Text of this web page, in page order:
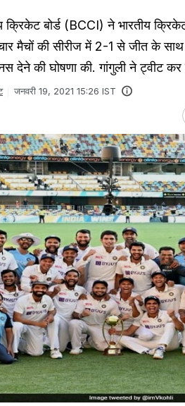
क्रिकेट बोर्ड (BCCI) ने भारतीय
मैचों की सीरीज में 2-1 से जीत के साथ
देने की घोषणा की. गांगुली ने ट्वीट कर
जनवरी 19, 2021 15:26 IST